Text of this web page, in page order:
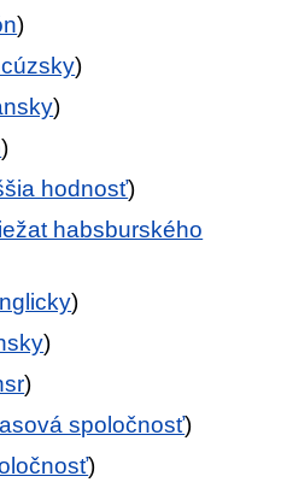
)
)
)
)
hodnosť)
habsburského
)
)
)
spoločnosť)
)